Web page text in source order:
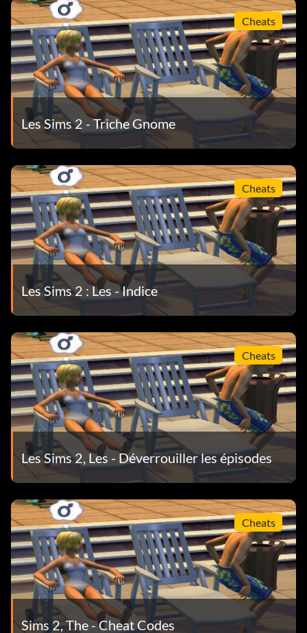
Cheats
Les Sims 2 - Triche Gnome
Cheats
Les Sims 2 : Les - Indice
Cheats
Les Sims 2, Les - Déverrouiller les épisodes
Cheats
Sims 2, The - Cheat Codes